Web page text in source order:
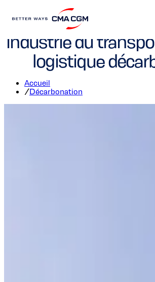
CMA CGM vers
industrie du
logistique
Accueil
/Décarbonation